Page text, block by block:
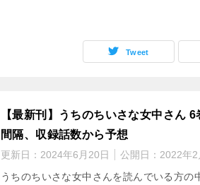
Tweet
【最新刊】うちのちいさな女中さん
間隔、収録話数から予想
更新日： 2024年6月20日 公開日： 2022年2
うちのちいさな女中さんを読んでいる方の